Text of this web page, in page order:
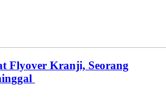
Flyover Kranji, Seorang